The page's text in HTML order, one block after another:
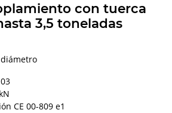
con tuerca
3,5 toneladas
CE 00-809 e1